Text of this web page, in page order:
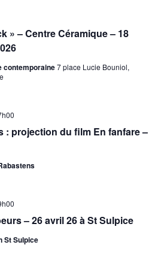
» – Centre Céramique – 18
contemporaine7 place Lucie Bouniol,
: projection du film En fanfare –
– 26 avril 26 à St Sulpice
St Sulpice